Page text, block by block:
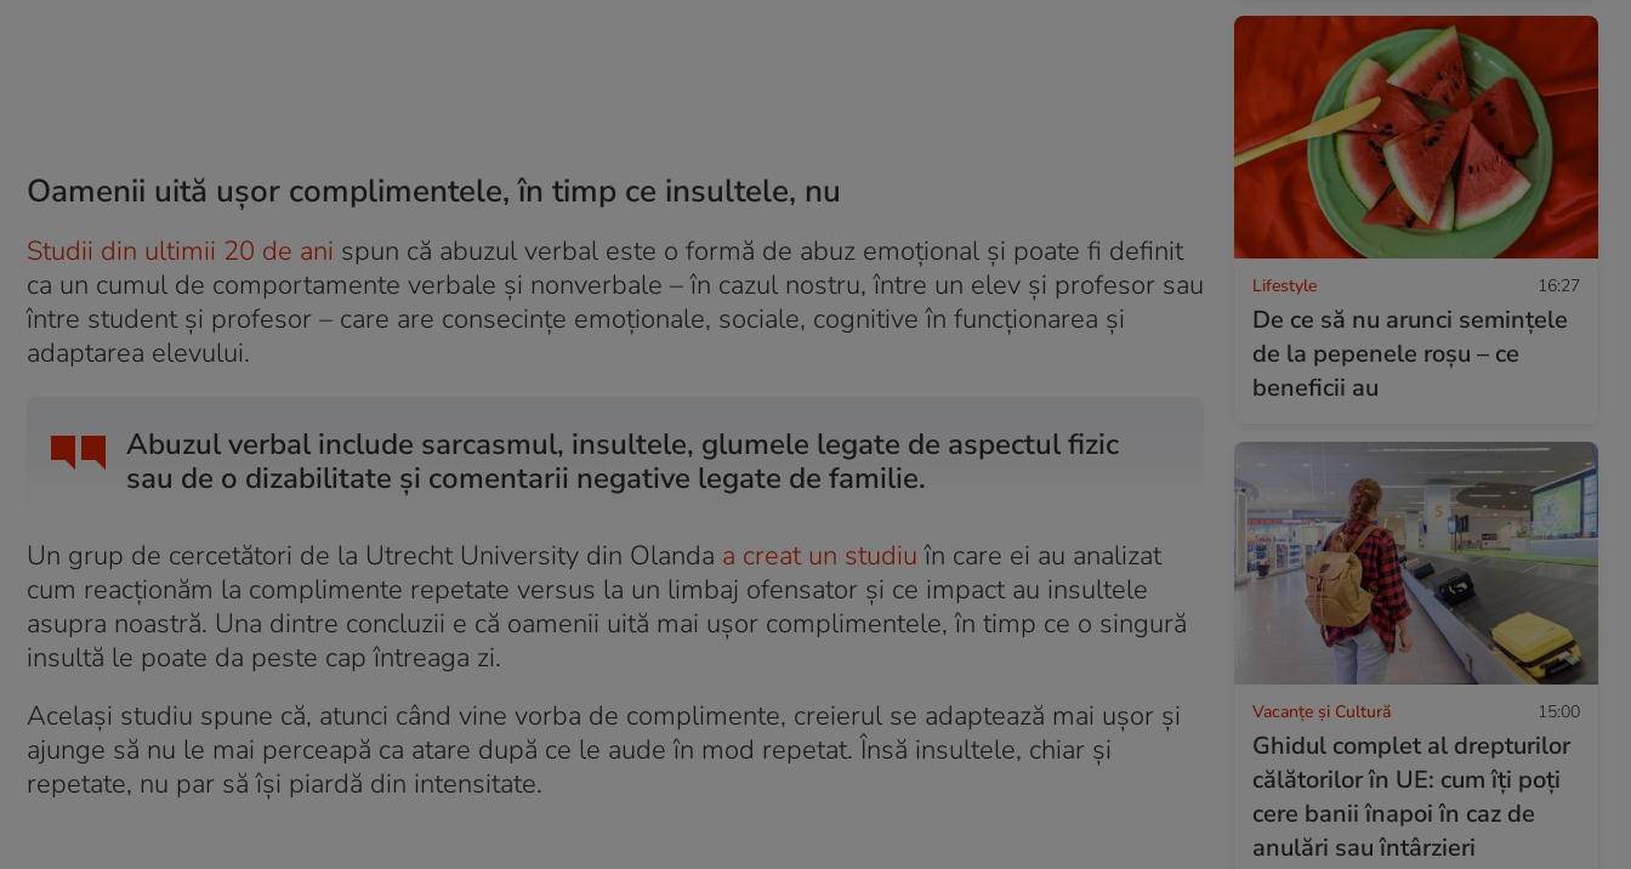
Oamenii uită ușor complimentele, în timp ce insultele, nu
Studii din ultimii 20 de ani spun că abuzul verbal este o formă de abuz emoțional și poate fi definit
ca un cumul de comportamente verbale și nonverbale – în cazul nostru, între un elev și profesor sau
între student și profesor – care are consecințe emoționale, sociale, cognitive în funcționarea și
adaptarea elevului.
Abuzul verbal include sarcasmul, insultele, glumele legate de aspectul fizic
sau de o dizabilitate și comentarii negative legate de familie.
Un grup de cercetători de la Utrecht University din Olanda a creat un studiu în care ei au analizat
cum reacționăm la complimente repetate versus la un limbaj ofensator și ce impact au insultele
asupra noastră. Una dintre concluzii e că oamenii uită mai ușor complimentele, în timp ce o singură
insultă le poate da peste cap întreaga zi.
Același studiu spune că, atunci când vine vorba de complimente, creierul se adaptează mai ușor și
ajunge să nu le mai perceapă ca atare după ce le aude în mod repetat. Însă insultele, chiar și
repetate, nu par să își piardă din intensitate.
Lifestyle 16:27
De ce să nu arunci semințele
de la pepenele roșu – ce
beneficii au
Vacanțe și Cultură 15:00
Ghidul complet al drepturilor
călătorilor în UE: cum îți poți
cere banii înapoi în caz de
anulări sau întârzieri